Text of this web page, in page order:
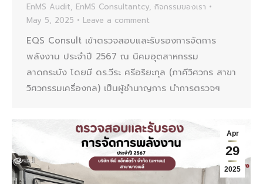
EnMS Audit, EnMS Consultantcy, กิจกรรมของเรา
May 5, 2025
Leave a comment
EQS Consult เข้าตรวจสอบและรับรองการจัดการ
พลังงาน ประจำปี 2567 ณ นิคมอุตสาหกรรม
ลาดกระบัง โดยมี ดร.วีระ ศรีอริยะกุล (ภาคีวิศวกร สาขา
วิศวกรรมเครื่องกล) เป็นผู้ชำนาญการ นำการตรวจฯ
Apr
29
2025